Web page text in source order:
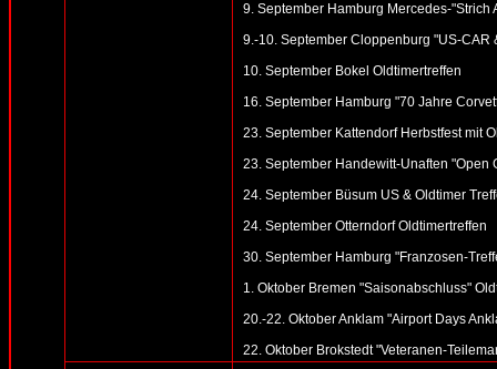
9. September Hamburg Mercedes-
9.-10. September Cloppenburg "US-CAR
10. September Bokel Oldtimertreffen
16. September Hamburg "70 Jahre
23. September Kattendorf Herbstfest mit
23. September Handewitt-Unaften "Open
24. September Büsum US & Oldtimer
24. September Otterndorf Oldtimertreffen
30. September Hamburg "Franzosen-
1. Oktober Bremen "Saisonabschluss"
20.-22. Oktober Anklam "Airport Days
22. Oktober Brokstedt "Veteranen-